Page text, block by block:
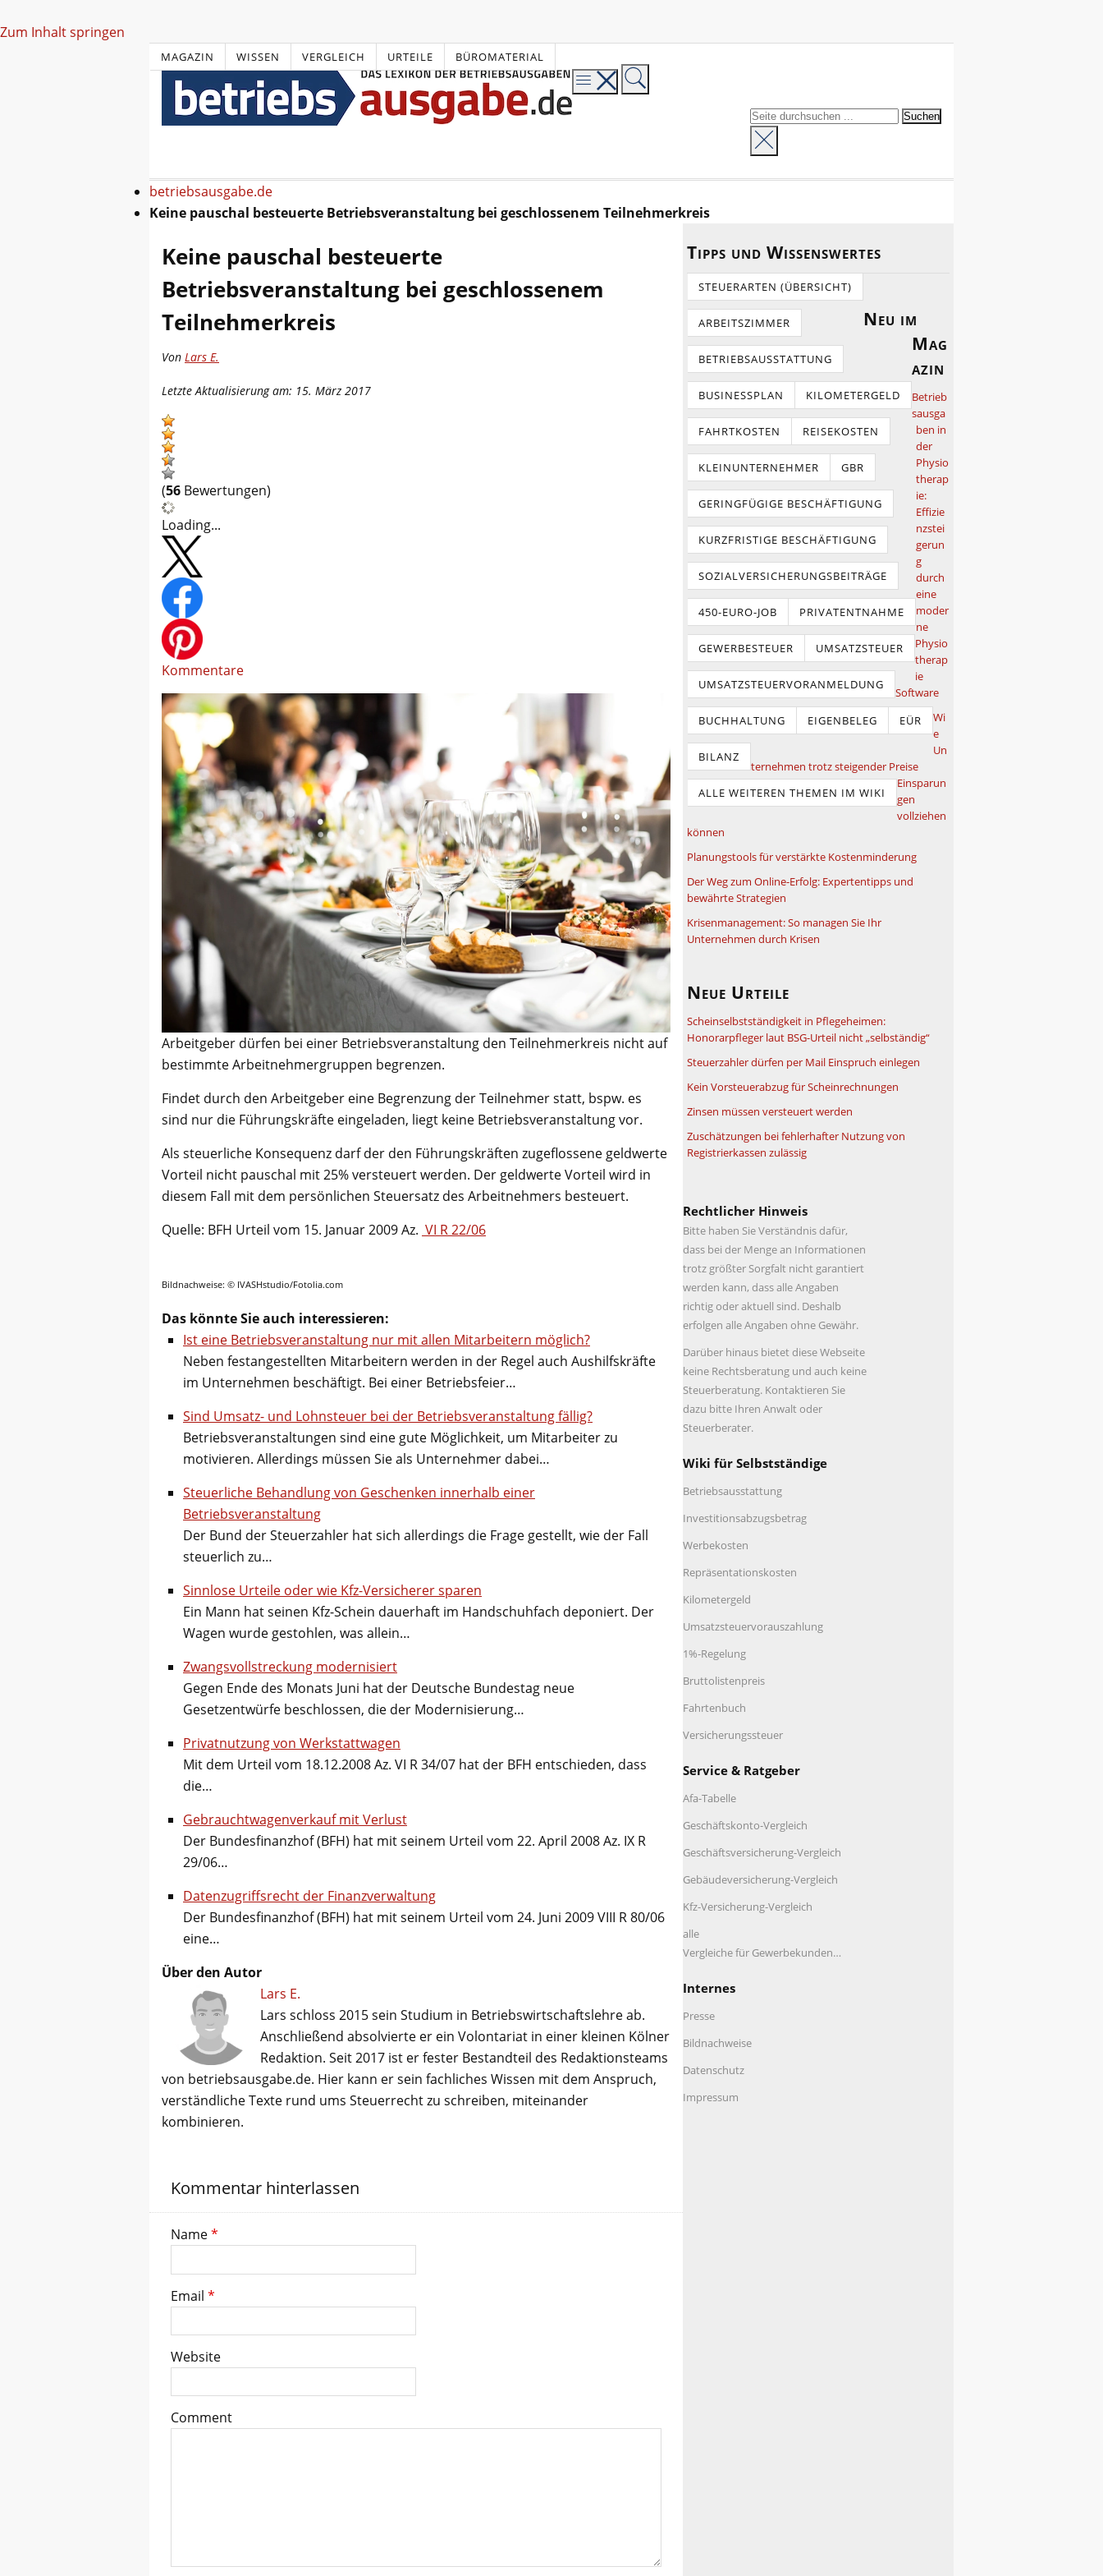
Zum Inhalt springen
MAGAZIN WISSEN VERGLEICH URTEILE BÜROMATERIAL
betriebsausgabe.de
Keine pauschal besteuerte Betriebsveranstaltung bei geschlossenem Teilnehmerkreis
Keine pauschal besteuerte
Betriebsveranstaltung bei geschlossenem
Teilnehmerkreis
Von Lars E.
Letzte Aktualisierung am: 15. März 2017
(56 Bewertungen)
Loading...
Kommentare
Arbeitgeber dürfen bei einer Betriebsveranstaltung den Teilnehmerkreis nicht auf
bestimmte Arbeitnehmergruppen begrenzen.
Findet durch den Arbeitgeber eine Begrenzung der Teilnehmer statt, bspw. es
sind nur die Führungskräfte eingeladen, liegt keine Betriebsveranstaltung vor.
Als steuerliche Konsequenz darf der den Führungskräften zugeflossene geldwerte
Vorteil nicht pauschal mit 25% versteuert werden. Der geldwerte Vorteil wird in
diesem Fall mit dem persönlichen Steuersatz des Arbeitnehmers besteuert.
Quelle: BFH Urteil vom 15. Januar 2009 Az. VI R 22/06
Bildnachweise: © IVASHstudio/Fotolia.com
Das könnte Sie auch interessieren:
Ist eine Betriebsveranstaltung nur mit allen Mitarbeitern möglich?
Neben festangestellten Mitarbeitern werden in der Regel auch Aushilfskräfte
im Unternehmen beschäftigt. Bei einer Betriebsfeier…
Sind Umsatz- und Lohnsteuer bei der Betriebsveranstaltung fällig?
Betriebsveranstaltungen sind eine gute Möglichkeit, um Mitarbeiter zu
motivieren. Allerdings müssen Sie als Unternehmer dabei…
Steuerliche Behandlung von Geschenken innerhalb einer
Betriebsveranstaltung
Der Bund der Steuerzahler hat sich allerdings die Frage gestellt, wie der Fall
steuerlich zu…
Sinnlose Urteile oder wie Kfz-Versicherer sparen
Ein Mann hat seinen Kfz-Schein dauerhaft im Handschuhfach deponiert. Der
Wagen wurde gestohlen, was allein…
Zwangsvollstreckung modernisiert
Gegen Ende des Monats Juni hat der Deutsche Bundestag neue
Gesetzentwürfe beschlossen, die der Modernisierung…
Privatnutzung von Werkstattwagen
Mit dem Urteil vom 18.12.2008 Az. VI R 34/07 hat der BFH entschieden, dass
die…
Gebrauchtwagenverkauf mit Verlust
Der Bundesfinanzhof (BFH) hat mit seinem Urteil vom 22. April 2008 Az. IX R
29/06…
Datenzugriffsrecht der Finanzverwaltung
Der Bundesfinanzhof (BFH) hat mit seinem Urteil vom 24. Juni 2009 VIII R 80/06
eine…
Über den Autor
Lars E.
Lars schloss 2015 sein Studium in Betriebswirtschaftslehre ab.
Anschließend absolvierte er ein Volontariat in einer kleinen Kölner
Redaktion. Seit 2017 ist er fester Bestandteil des Redaktionsteams
von betriebsausgabe.de. Hier kann er sein fachliches Wissen mit dem Anspruch,
verständliche Texte rund ums Steuerrecht zu schreiben, miteinander
kombinieren.
Kommentar hinterlassen
Name*
Email *
Website
Comment
Tipps und Wissenswertes
STEUERARTEN (ÜBERSICHT)
ARBEITSZIMMER
BETRIEBSAUSSTATTUNG
BUSINESSPLAN KILOMETERGELD
FAHRTKOSTEN REISEKOSTEN
KLEINUNTERNEHMER GBR
GERINGFÜGIGE BESCHÄFTIGUNG
KURZFRISTIGE BESCHÄFTIGUNG
SOZIALVERSICHERUNGSBEITRÄGE
450-EURO-JOB PRIVATENTNAHME
GEWERBESTEUER UMSATZSTEUER
UMSATZSTEUERVORANMELDUNG
BUCHHALTUNG EIGENBELEG EÜR
BILANZ
ALLE WEITEREN THEMEN IM WIKI
Neu im
Mag
azin
Betrieb
sausga
ben in
der
Physio
therap
ie:
Effizie
nzstei
gerun
g
durch
eine
moder
ne
Physio
therap
ie
Software
Wi
e
Un
ternehmen trotz steigender Preise
Einsparun
gen
vollziehen
können
Planungstools für verstärkte Kostenminderung
Der Weg zum Online-Erfolg: Expertentipps und
bewährte Strategien
Krisenmanagement: So managen Sie Ihr
Unternehmen durch Krisen
Neue Urteile
Scheinselbstständigkeit in Pflegeheimen:
Honorarpfleger laut BSG-Urteil nicht „selbständig“
Steuerzahler dürfen per Mail Einspruch einlegen
Kein Vorsteuerabzug für Scheinrechnungen
Zinsen müssen versteuert werden
Zuschätzungen bei fehlerhafter Nutzung von
Registrierkassen zulässig
Rechtlicher Hinweis
Bitte haben Sie Verständnis dafür,
dass bei der Menge an Informationen
trotz größter Sorgfalt nicht garantiert
werden kann, dass alle Angaben
richtig oder aktuell sind. Deshalb
erfolgen alle Angaben ohne Gewähr.
Darüber hinaus bietet diese Webseite
keine Rechtsberatung und auch keine
Steuerberatung. Kontaktieren Sie
dazu bitte Ihren Anwalt oder
Steuerberater.
Wiki für Selbstständige
Betriebsausstattung
Investitionsabzugsbetrag
Werbekosten
Repräsentationskosten
Kilometergeld
Umsatzsteuervorauszahlung
1%-Regelung
Bruttolistenpreis
Fahrtenbuch
Versicherungssteuer
Service & Ratgeber
Afa-Tabelle
Geschäftskonto-Vergleich
Geschäftsversicherung-Vergleich
Gebäudeversicherung-Vergleich
Kfz-Versicherung-Vergleich
alle
Vergleiche für Gewerbekunden…
Internes
Presse
Bildnachweise
Datenschutz
Impressum